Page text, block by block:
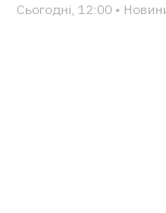
Сьогодні, 12:00 •